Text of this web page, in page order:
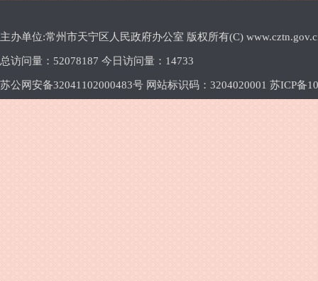
主办单位:常州市天宁区人民政府办公室 版权所有(C)
总访问量： 52078187 今日访问量： 14733
苏公网安备32041102000483号 网站标识码：3204020001 苏ICP备